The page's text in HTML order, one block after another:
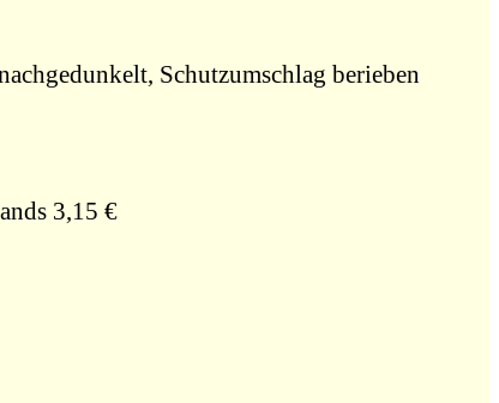
Schutzumschlag berieben
3,15 €